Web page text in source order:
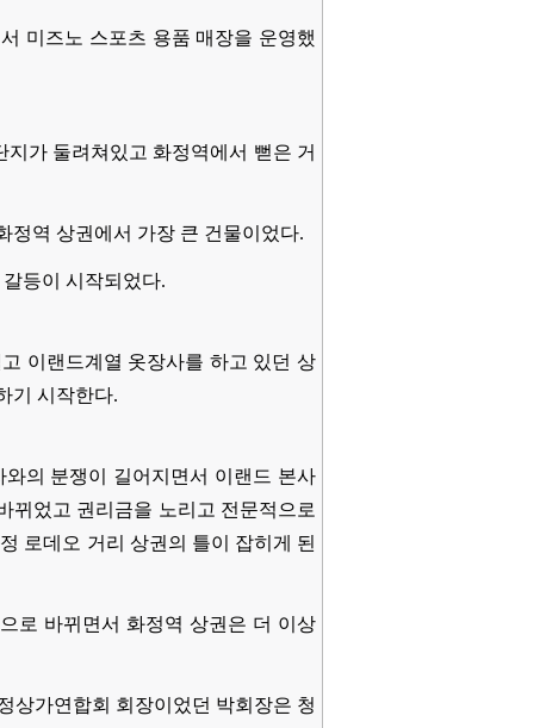
미즈노 스포츠 용품 매장을 운영했
가 둘려쳐있고 화정역에서 뻗은 거
정역 상권에서 가장 큰 건물이었다.
등이 시작되었다.
이랜드계열 옷장사를 하고 있던 상
기 시작한다.
의 분쟁이 길어지면서 이랜드 본사
뀌었고 권리금을 노리고 전문적으로
로데오 거리 상권의 틀이 잡히게 된
로 바뀌면서 화정역 상권은 더 이상
상가연합회 회장이었던 박회장은 청